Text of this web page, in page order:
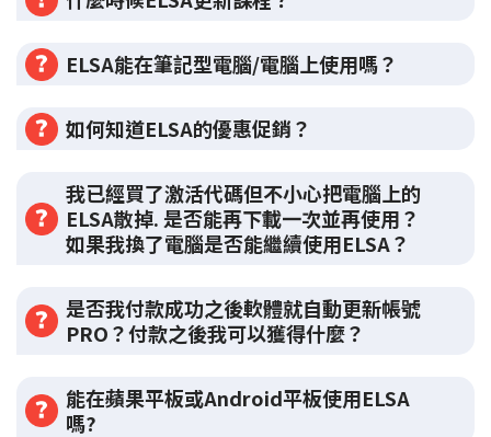
ELSA能在筆記型電腦/電腦上使用嗎？
如何知道ELSA的優惠促銷？
我已經買了激活代碼但不小心把電腦上的
ELSA散掉. 是否能再下載一次並再使用？
如果我換了電腦是否能繼續使用ELSA？
是否我付款成功之後軟體就自動更新帳號
PRO？付款之後我可以獲得什麼？
能在蘋果平板或Android平板使用ELSA
嗎?